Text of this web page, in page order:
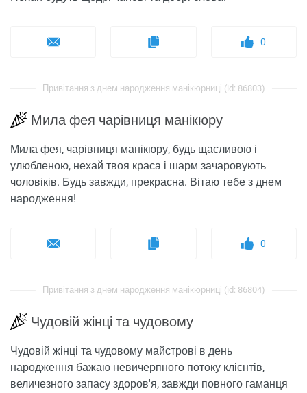
0
Привітання з днем ​​народження манікюрниці (id: 86803)
Мила фея чарівниця манікюру
Мила фея, чарівниця манікюру, будь щасливою і
улюбленою, нехай твоя краса і шарм зачаровують
чоловіків. Будь завжди, прекрасна. Вітаю тебе з днем ​​
народження!
0
Привітання з днем ​​народження манікюрниці (id: 86804)
Чудовій жінці та чудовому
Чудовій жінці та чудовому майстрові в день
народження бажаю невичерпного потоку клієнтів,
величезного запасу здоров'я, завжди повного гаманця